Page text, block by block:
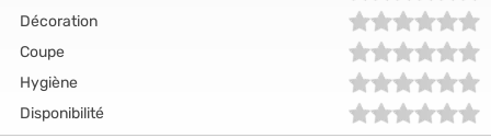
Décoration
Coupe
Hygiène
Disponibilité